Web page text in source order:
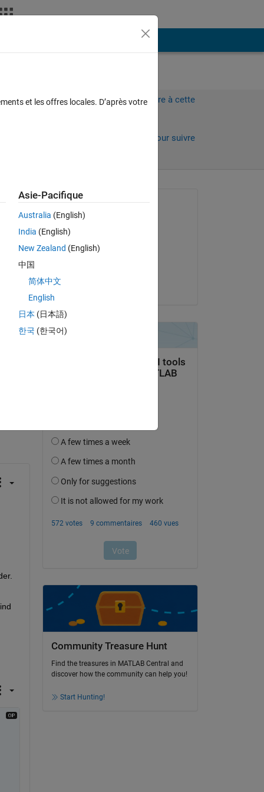
Connectez-vous pour répondre à cette
Connectez-vous pour suivre
Stepan Subik
le 21 Mar 2020
le 29 Avr 2021
Community Treasure Hunt
Find the treasures in MATLAB Central and
discover how the community can help you!
Start Hunting!
et les offres locales. D’après votre
Asie-Pacifique
Australia (English)
India (English)
New Zealand (English)
中国
简体中文
English
日本 (日本語)
한국 (한국어)